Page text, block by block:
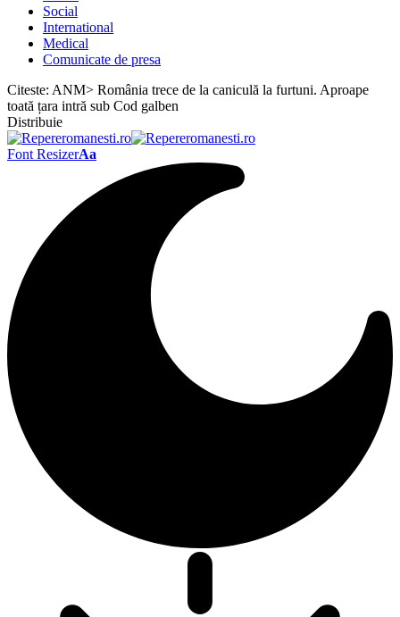
Social
International
Medical
Comunicate de presa
Citeste: ANM> România trece de la caniculă la furtuni. Aproape
toată țara intră sub Cod galben
Distribuie
Font ResizerAa